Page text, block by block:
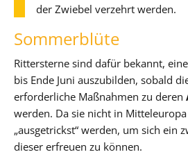
der Zwiebel verzehrt werden.
Sommerblüte
Rittersterne sind dafür bekannt,
bis Ende Juni auszubilden, sobald
erforderliche Maßnahmen zu deren
werden. Da sie nicht in
„ausgetrickst“ werden, um sich ein
dieser erfreuen zu können.